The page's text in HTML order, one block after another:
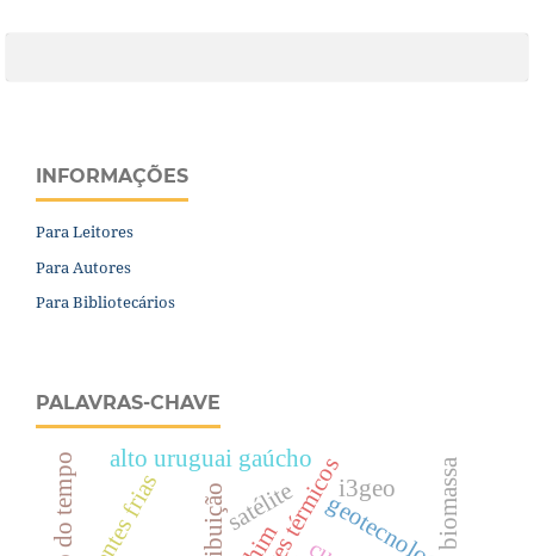
INFORMAÇÕES
Para Leitores
Para Autores
Para Bibliotecários
PALAVRAS-CHAVE
alto uruguai gaúcho
frentes frias biomassa
satélite i3geo